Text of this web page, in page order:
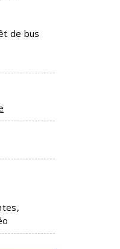
de bus